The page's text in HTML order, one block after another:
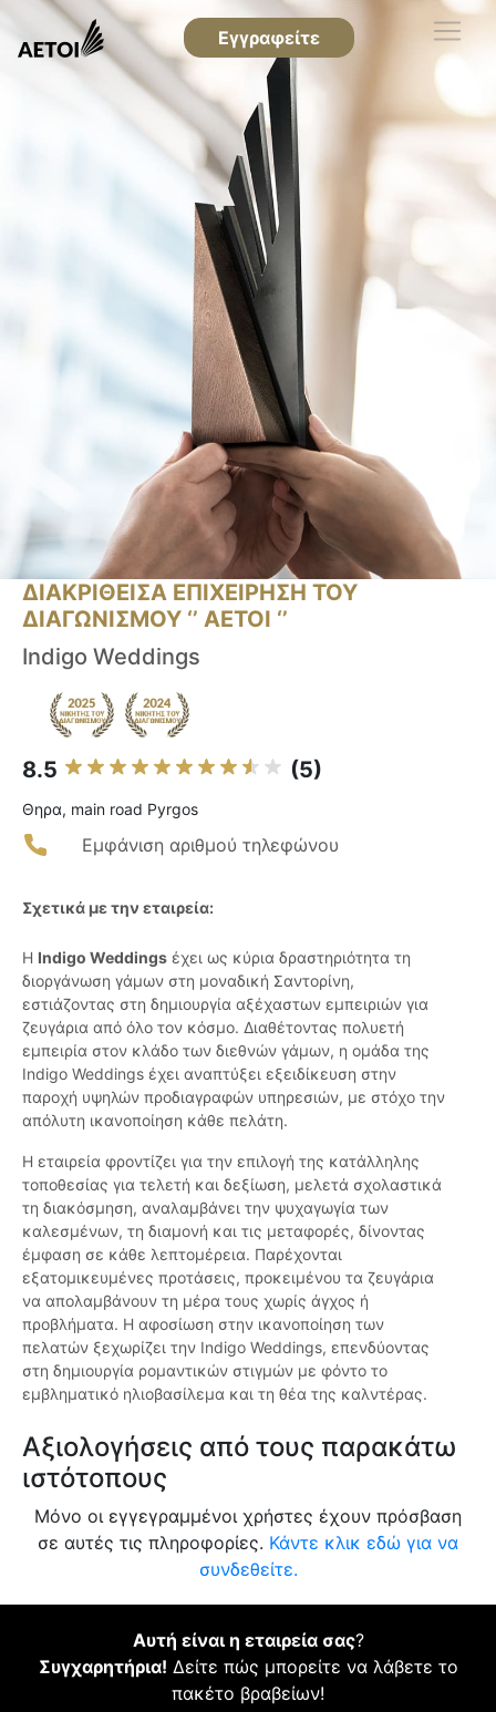
Εγγραφείτε
ΔΙΑΚΡΙΘΕΙΣΑ ΕΠΙΧΕΙΡΗΣΗ ΤΟΥ
ΔΙΑΓΩΝΙΣΜΟΥ ‘’ ΑΕΤΟΙ ‘’
Indigo Weddings
8.5 (5)
Θηρα, main road Pyrgos
Εμφάνιση αριθμού τηλεφώνου
Σχετικά με την εταιρεία:
Η Indigo Weddings έχει ως κύρια δραστηριότητα τη
διοργάνωση γάμων στη μοναδική Σαντορίνη,
εστιάζοντας στη δημιουργία αξέχαστων εμπειριών για
ζευγάρια από όλο τον κόσμο. Διαθέτοντας πολυετή
εμπειρία στον κλάδο των διεθνών γάμων, η ομάδα της
Indigo Weddings έχει αναπτύξει εξειδίκευση στην
παροχή υψηλών προδιαγραφών υπηρεσιών, με στόχο την
απόλυτη ικανοποίηση κάθε πελάτη.
Η εταιρεία φροντίζει για την επιλογή της κατάλληλης
τοποθεσίας για τελετή και δεξίωση, μελετά σχολαστικά
τη διακόσμηση, αναλαμβάνει την ψυχαγωγία των
καλεσμένων, τη διαμονή και τις μεταφορές, δίνοντας
έμφαση σε κάθε λεπτομέρεια. Παρέχονται
εξατομικευμένες προτάσεις, προκειμένου τα ζευγάρια
να απολαμβάνουν τη μέρα τους χωρίς άγχος ή
προβλήματα. Η αφοσίωση στην ικανοποίηση των
πελατών ξεχωρίζει την Indigo Weddings, επενδύοντας
στη δημιουργία ρομαντικών στιγμών με φόντο το
εμβληματικό ηλιοβασίλεμα και τη θέα της καλντέρας.
Αξιολογήσεις από τους παρακάτω
ιστότοπους
Μόνο οι εγγεγραμμένοι χρήστες έχουν πρόσβαση
σε αυτές τις πληροφορίες. Κάντε κλικ εδώ για να
συνδεθείτε.
Αυτή είναι η εταιρεία σας?
Συγχαρητήρια! Δείτε πώς μπορείτε να λάβετε το
πακέτο βραβείων!